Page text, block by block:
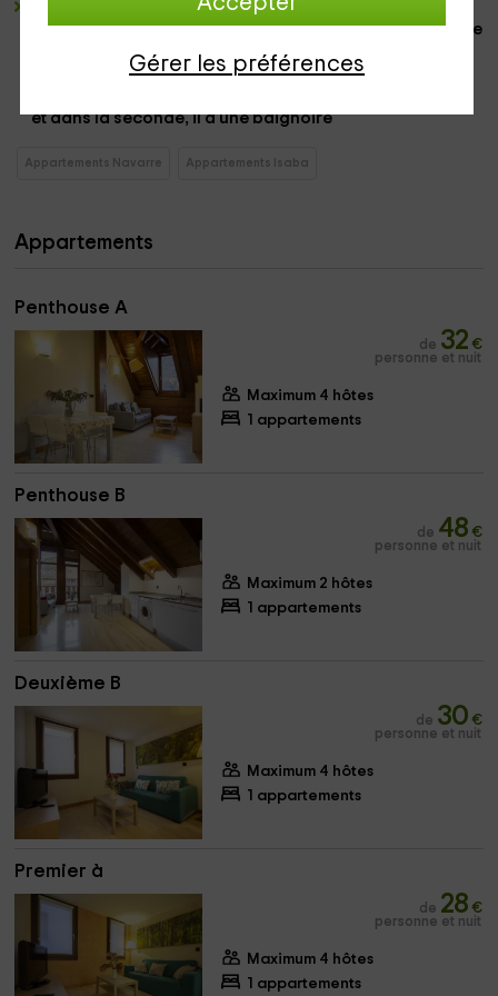
Gérer les préférences
2 appartements bas pour les couples
espaces confortables dans lesquels vous trouverez une
cuisine complète
, une salle à manger
se détendre. Les2 ontune chambre de mariage
et dans la seconde, il aune baignoire
Appartements Navarre Appartements Isaba
Appartements
Penthouse A
de 32 €
personne et nuit
Maximum 4 hôtes
1 appartements
Penthouse B
de 48 €
personne et nuit
Maximum 2 hôtes
1 appartements
Deuxième B
de 30 €
personne et nuit
Maximum 4 hôtes
1 appartements
Premier à
de 28 €
personne et nuit
Maximum 4 hôtes
1 appartements